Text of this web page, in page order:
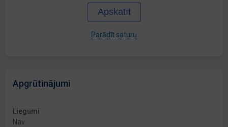
Apskatīt
Parādīt saturu
Apgrūtinājumi
Liegumi
Nav